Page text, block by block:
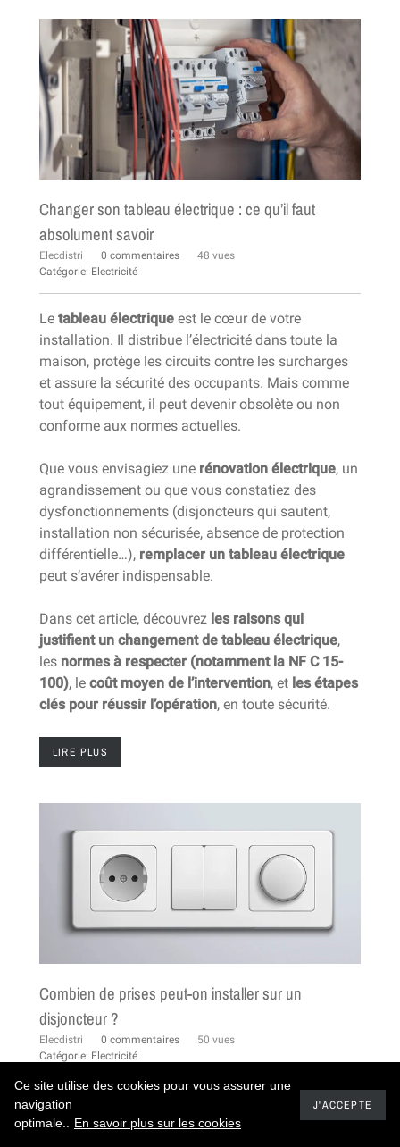
Changer son tableau électrique : ce qu’il faut
absolument savoir
Elecdistri 0 commentaires
48 vues
Catégorie: Electricité
Le tableau électrique est le cœur de votre
installation. Il distribue l’électricité dans toute la
maison, protège les circuits contre les surcharges
et assure la sécurité des occupants. Mais comme
tout équipement, il peut devenir obsolète ou non
conforme aux normes actuelles.
Que vous envisagiez une rénovation électrique, un
agrandissement ou que vous constatiez des
dysfonctionnements (disjoncteurs qui sautent,
installation non sécurisée, absence de protection
différentielle…), remplacer un tableau électrique
peut s’avérer indispensable.
Dans cet article, découvrez les raisons qui
justifient un changement de tableau électrique,
les normes à respecter (notamment la NF C 15-
100), le coût moyen de l’intervention, et les étapes
clés pour réussir l’opération, en toute sécurité.
LIRE PLUS
Combien de prises peut-on installer sur un
disjoncteur ?
Elecdistri 0 commentaires
50 vues
Catégorie: Electricité
Lorsque l’on réalise ou rénove une installation
électrique, une question revient souvent :
combien
Ce site utilise des cookies pour vous assurer une
navigation
optimale..
En savoir plus sur les cookies
J'ACCEPTE